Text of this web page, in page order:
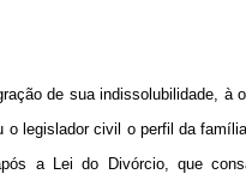
de sua indissolubilidade, à
o legislador civil o perfil da
a Lei do Divórcio, que